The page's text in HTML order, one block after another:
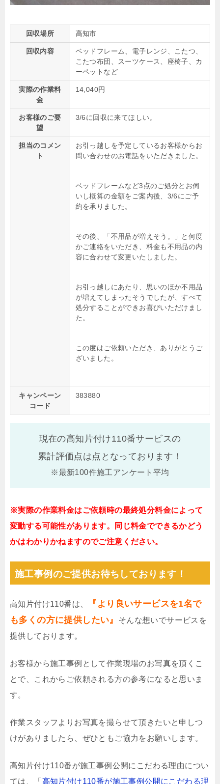
回収場所 高知市
回収内容
ベッドフレーム、電子レンジ、こたつ、
こたつ布団、スーツケース、座椅子、カ
ーペットなど
実際の作業料
金
14,040円
お客様のご要
望
3/6に回収に来てほしい。
担当のコメン
ト
お引っ越しを予定しているお客様からお
問い合わせのお電話をいただきました。
ベッドフレームなど3点のご処分とお伺
いし概算の金額をご案内後、3/6にご予
約を承りました。
その後、「不用品が増えそう。」と何度
かご連絡をいただき、料金も不用品の内
容に合わせて変更いたしました。
お引っ越しにあたり、思いのほか不用品
が増えてしまったそうでしたが、すべて
処分することができお喜びいただけまし
た。
この度はご依頼いただき、ありがとうご
ざいました。
キャンペーン
コード
383880
現在の高知片付け110番サービスの
累計評価点は点となっております！
※最新100件施工アンケート平均
※実際の作業料金はご依頼時の最終処分料金によって
変動する可能性があります。同じ料金でできるかどう
かはわかりかねますのでご注意ください。
施工事例のご提供お待ちしております！
高知片付け110番は、
『より良いサービスを1名で
も多くの方に提供したい』
そんな想いでサービスを
提供しております。
お客様から施工事例として作業現場のお写真を頂くこ
とで、これからご依頼される方の参考になると思いま
す。
作業スタッフよりお写真を撮らせて頂きたいと申しつ
けがありましたら、ぜひともご協力をお願いします。
高知片付け110番が施工事例公開にこだわる理由につい
ては、「 高知片付け110番が施工事例公開にこだわる理